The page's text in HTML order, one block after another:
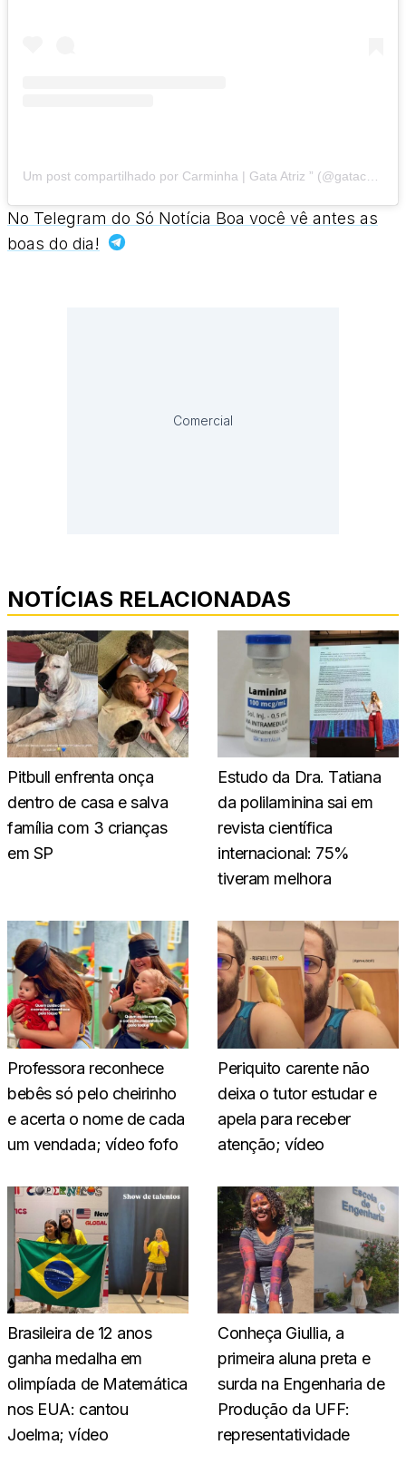
Um post compartilhado por Carminha | Gata Atriz ” (@gatacarminha)
No Telegram do Só Notícia Boa você vê antes as
boas do dia!
Comercial
NOTÍCIAS RELACIONADAS
Pitbull enfrenta onça
dentro de casa e salva
família com 3 crianças
em SP
Estudo da Dra. Tatiana
da polilaminina sai em
revista científica
internacional: 75%
tiveram melhora
Professora reconhece
bebês só pelo cheirinho
e acerta o nome de cada
um vendada; vídeo fofo
Periquito carente não
deixa o tutor estudar e
apela para receber
atenção; vídeo
Brasileira de 12 anos
ganha medalha em
olimpíada de Matemática
nos EUA: cantou
Joelma; vídeo
Conheça Giullia, a
primeira aluna preta e
surda na Engenharia de
Produção da UFF:
representatividade